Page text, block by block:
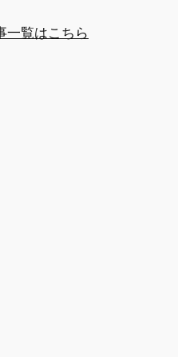
一覧はこちら